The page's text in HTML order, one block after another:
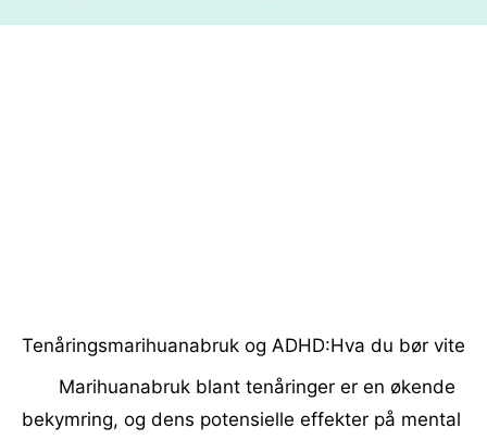
Sikkerhet Kirurgi Og Prosedyrer Helse
Tenåringsmarihuanabruk og ADHD:Hva du bør vite
Marihuanabruk blant tenåringer er en økende
bekymring, og dens potensielle effekter på mental